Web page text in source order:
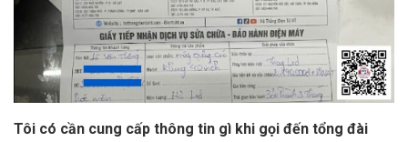
Tôi có cần cung cấp thông tin gì khi gọi đến tổng đài